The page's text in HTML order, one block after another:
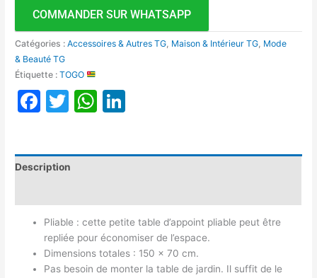
COMMANDER SUR WHATSAPP
Catégories :Accessoires & Autres TG Maison & Intérieur TG Mode
& Beauté TG
Étiquette :TOGO
Facebook
TwitterWhatsApp
Description
Pliable : cette petite table d’appoint pliable peut être
repliée pour économiser de l’espace.
Dimensions totales : 150 x 70 cm.
Pas besoin de monter la table de jardin. Il suffit de le